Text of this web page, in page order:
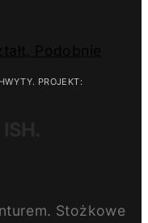
PROJEKT:
Stożkowe